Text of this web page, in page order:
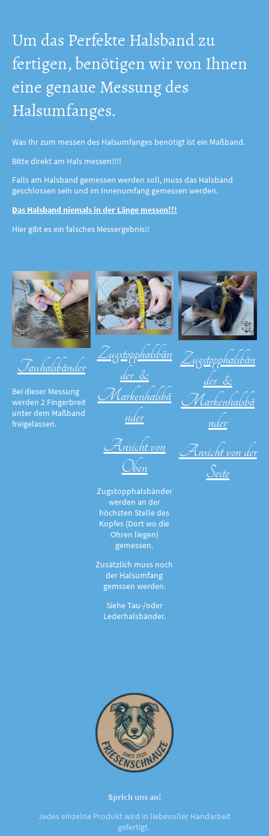
Um das Perfekte Halsband zu
fertigen, benötigen wir von Ihnen
eine genaue Messung des
Halsumfanges.
Was Ihr zum messen des Halsumfanges benötigt ist ein Maßband.
Bitte direkt am Hals messen!!!!
Falls am Halsband gemessen werden soll, muss das Halsband
geschlossen sein und im Innenumfang gemessen werden.
Das Halsband niemals in der Länge messen!!!
Hier gibt es ein falsches Messergebnis!!
Tauhalsbänder
Bei dieser Messung
werden 2 Fingerbreit
unter dem Maßband
freigelassen.
Zugstopphalsbän
der &
Markenhalsbä
nder
Ansicht von
Oben
Zugstopphalsbänder
werden an der
höchsten Stelle des
Kopfes (Dort wo die
Ohren liegen)
gemessen.
Zusätzlich muss noch
der Halsumfang
gemssen werden.
Siehe Tau-/oder
Lederhalsbänder.
Zugstopphalsbän
der &
Markenhalsbä
nder
Ansicht von der
Seite
Sprich uns an!
Jedes einzelne Produkt wird in liebevoller Handarbeit
gefertigt.